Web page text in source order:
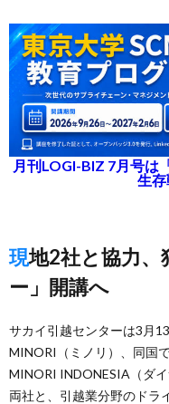
月刊LOGI-BIZ 7月号は
生
現地2社と協力、独自の拠点「アカデミ
ー」開講へ
サカイ引越センターは3月
MINORI（ミノリ）、同国
MINORI INDONESIA（ダ
両社と、引越業分野のドラ